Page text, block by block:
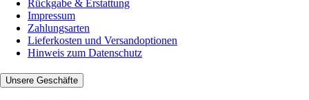
Rückgabe & Erstattung
Impressum
Zahlungsarten
Lieferkosten und Versandoptionen
Hinweis zum Datenschutz
Unsere Geschäfte